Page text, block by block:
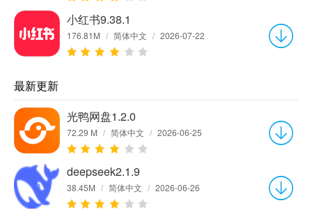
小红书9.38.1
176.81M / 简体中文 / 2026-07-22
最新更新
光鸭网盘1.2.0
72.29 M / 简体中文 / 2026-06-25
deepseek2.1.9
38.45M / 简体中文 / 2026-06-26